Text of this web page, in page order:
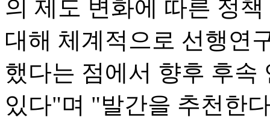
의 제도 변화에 따른 정
대해 체계적으로 선행연
했다는 점에서 향후 후속
있다"며 "발간을 추천한